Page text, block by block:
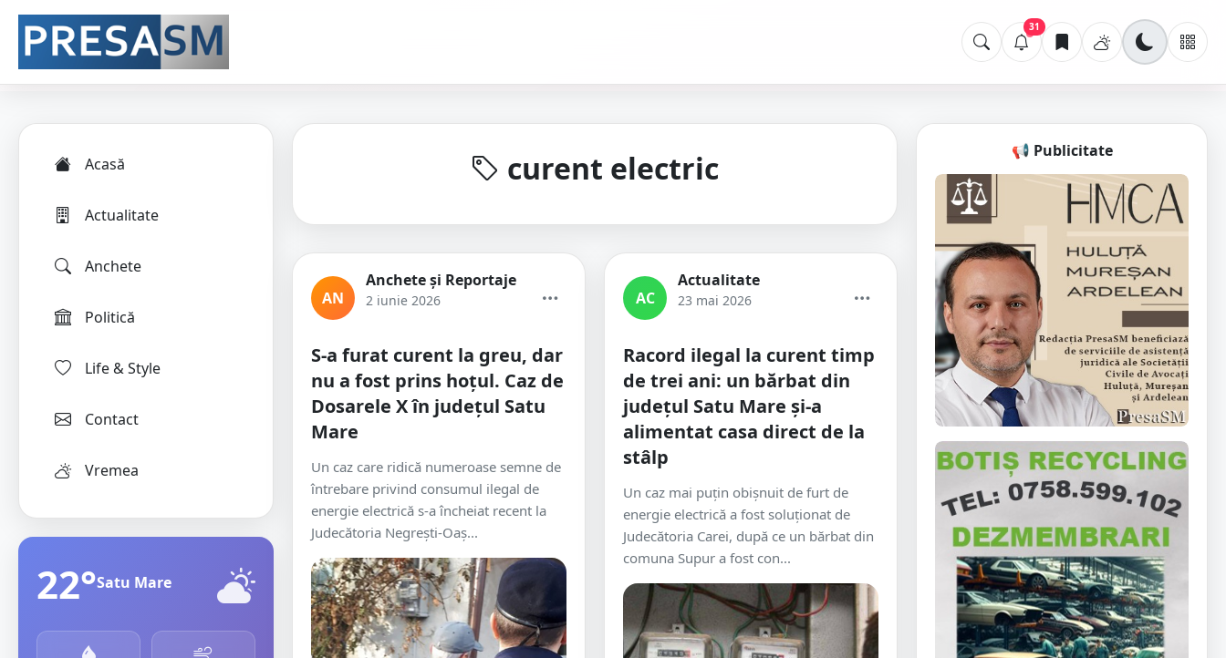
31
Acasă
Actualitate
Anchete
Politică
Life & Style
Contact
Vremea
22°Satu Mare
curent electric
AN
Anchete și Reportaje
2 iunie 2026
S-a furat curent la greu, dar
nu a fost prins hoțul. Caz de
Dosarele X în județul Satu
Mare
Un caz care ridică numeroase semne de
întrebare privind consumul ilegal de
energie electrică s-a încheiat recent la
Judecătoria Negrești-Oaș...
AC
Actualitate
23 mai 2026
Racord ilegal la curent timp
de trei ani: un bărbat din
județul Satu Mare și-a
alimentat casa direct de la
stâlp
Un caz mai puțin obișnuit de furt de
energie electrică a fost soluționat de
Judecătoria Carei, după ce un bărbat din
comuna Supur a fost con...
📢 Publicitate